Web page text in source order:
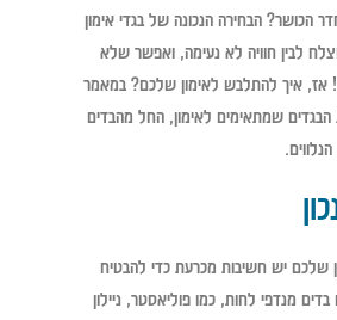
הכושר? הבחירה הנכונה של בגדי אימון
לבין חוויה לא נעימה, ואפשר שלא
אז, איך להתלבש לאימון שלכם? במאמר
הבגדים שמתאימים לאימון, החל מהבדים
שלכם יש חשיבות מכרעת כדי להבטיח
בדים מנדפי לחות, כמו פוליאסטר, ניילון